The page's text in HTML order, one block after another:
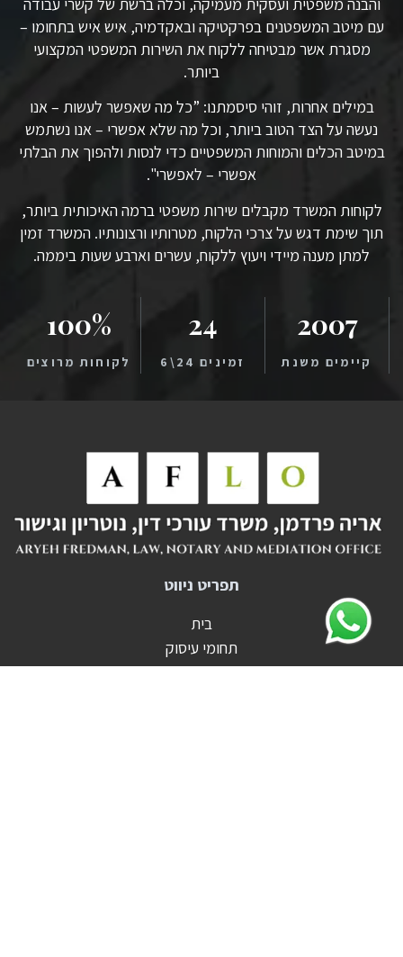
עם מיטב המשפטנים בפרקטיקה ובאקדמיה, איש איש בתחומו –
מסגרת אשר מבטיחה ללקוח את השירות המשפטי המקצועי
ביותר.
במילים אחרות, זוהי סיסמתנו: ”כל מה שאפשר לעשות – אנו
נעשה על הצד הטוב ביותר, וכל מה שלא אפשרי – אנו נשתמש
במיטב הכלים והמוחות המשפטיים כדי לנסות ולהפוך את הבלתי
אפשרי – לאפשרי".
לקוחות המשרד מקבלים שירות משפטי ברמה האיכותית ביותר,
תוך שימת דגש על צרכי הלקוח, מטרותיו ורצונותיו. המשרד זמין
למתן מענה מיידי ויעוץ ללקוח, עשרים וארבע שעות ביממה.
2007
קיימים משנת
24
זמינים 24\6
%
100
לקוחות מרוצים
תפריט ניווט
בית
תחומי עיסוק
למה אנחנו?